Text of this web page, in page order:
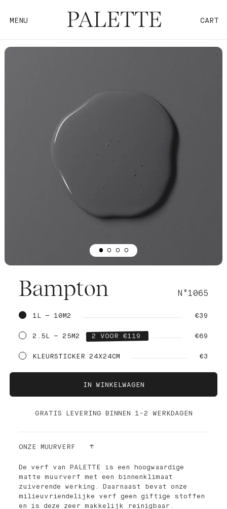
MENU CART
Bampton N°1065
1L — 10M2 €39
2.5L — 25M2 2 VOOR €119 €69
KLEURSTICKER 24X24CM €3
IN WINKELWAGEN
GRATIS LEVERING BINNEN 1-2 WERKDAGEN
ONZE MUURVERF
De verf van PALETTE is een hoogwaardige
matte muurverf met een binnenklimaat
zuiverende werking. Daarnaast bevat onze
milieuvriendelijke verf geen giftige stoffen
en is deze zeer makkelijk reinigbaar.